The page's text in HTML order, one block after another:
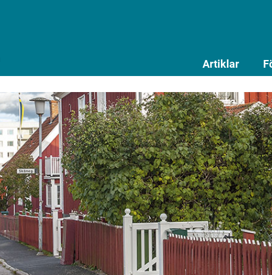
Artiklar